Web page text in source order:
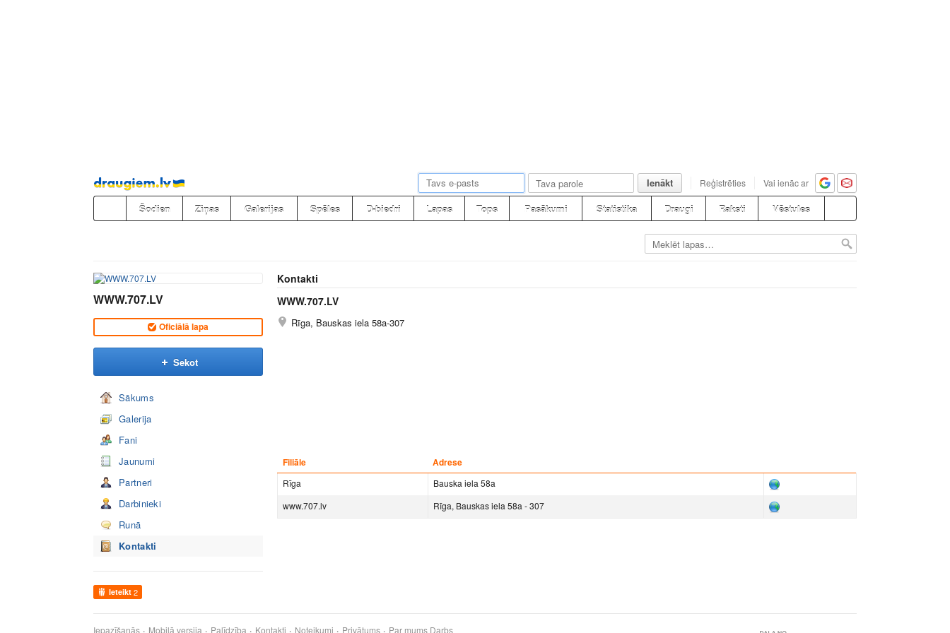
Pāriet
uz
saturu
Ienākt Reģistrēties Vai ienāc ar
Šodien Ziņas Galerijas Spēles D-biedri Lapas Tops Pasākumi Statistika Draugi Raksti Vēstules
WWW.707.LV
Oficiālā lapa
Sekot
Sākums
Galerija
Fani
Jaunumi
Partneri
Darbinieki
Runā
Kontakti
Ieteikt 2
Kontakti
WWW.707.LV
Rīga, Bauskas iela 58a-307
Filiāle Adrese
Rīga
Bauska iela 58a
www.707.lv
Rīga, Bauskas iela 58a - 307
Iepazīšanās Mobilā versija Palīdzība Kontakti Noteikumi Privātums Par mums Darbs